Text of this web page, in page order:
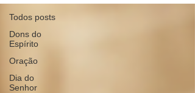
Todos posts
Dons do
Espírito
Oração
Dia do
Senhor